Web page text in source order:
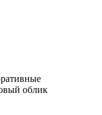
облик